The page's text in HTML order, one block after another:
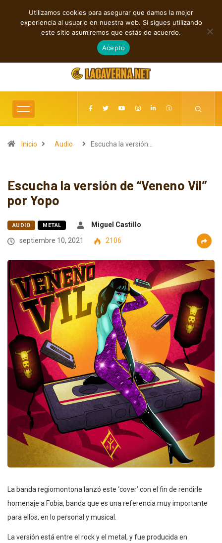
TENDENCIAS
Rock, folk e indie: cuatro estrenos independientes por descubrir
agosto 7, 2026
Inicio Audio Escucha la versión…
Escucha la versión de “Veneno Vil”
por Yopo
AUDIO METAL
Miguel Castillo
septiembre 10, 2021
2106
La banda regiomontona lanzó este ‘cover’ con el fin de rendirle
homenaje a Fobia, banda que es una referencia muy importante
para ellos, en lo personal y musical.
La versión está entre el rock y el metal, y fue producida en
Utilizamos cookies para asegurar que damos la mejor
experiencia al usuario en nuestra web. Si sigues utilizando
este sitio asumiremos que estás de acuerdo.
Acepto